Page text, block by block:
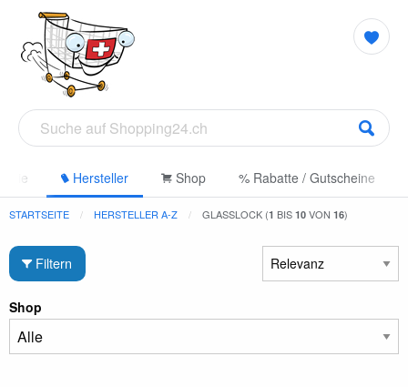
Hersteller Shop % Rabatte / Gutscheine
STARTSEITE HERSTELLER A-Z GLASSLOCK (1 BIS 10 VON 16)
Filtern
Shop